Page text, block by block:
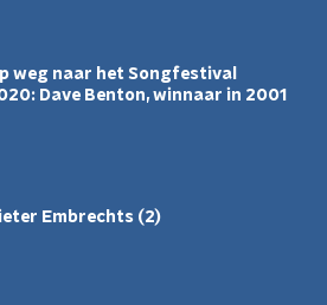
weg naar het Songfestival
Dave Benton, winnaar in 2001
Embrechts (2)